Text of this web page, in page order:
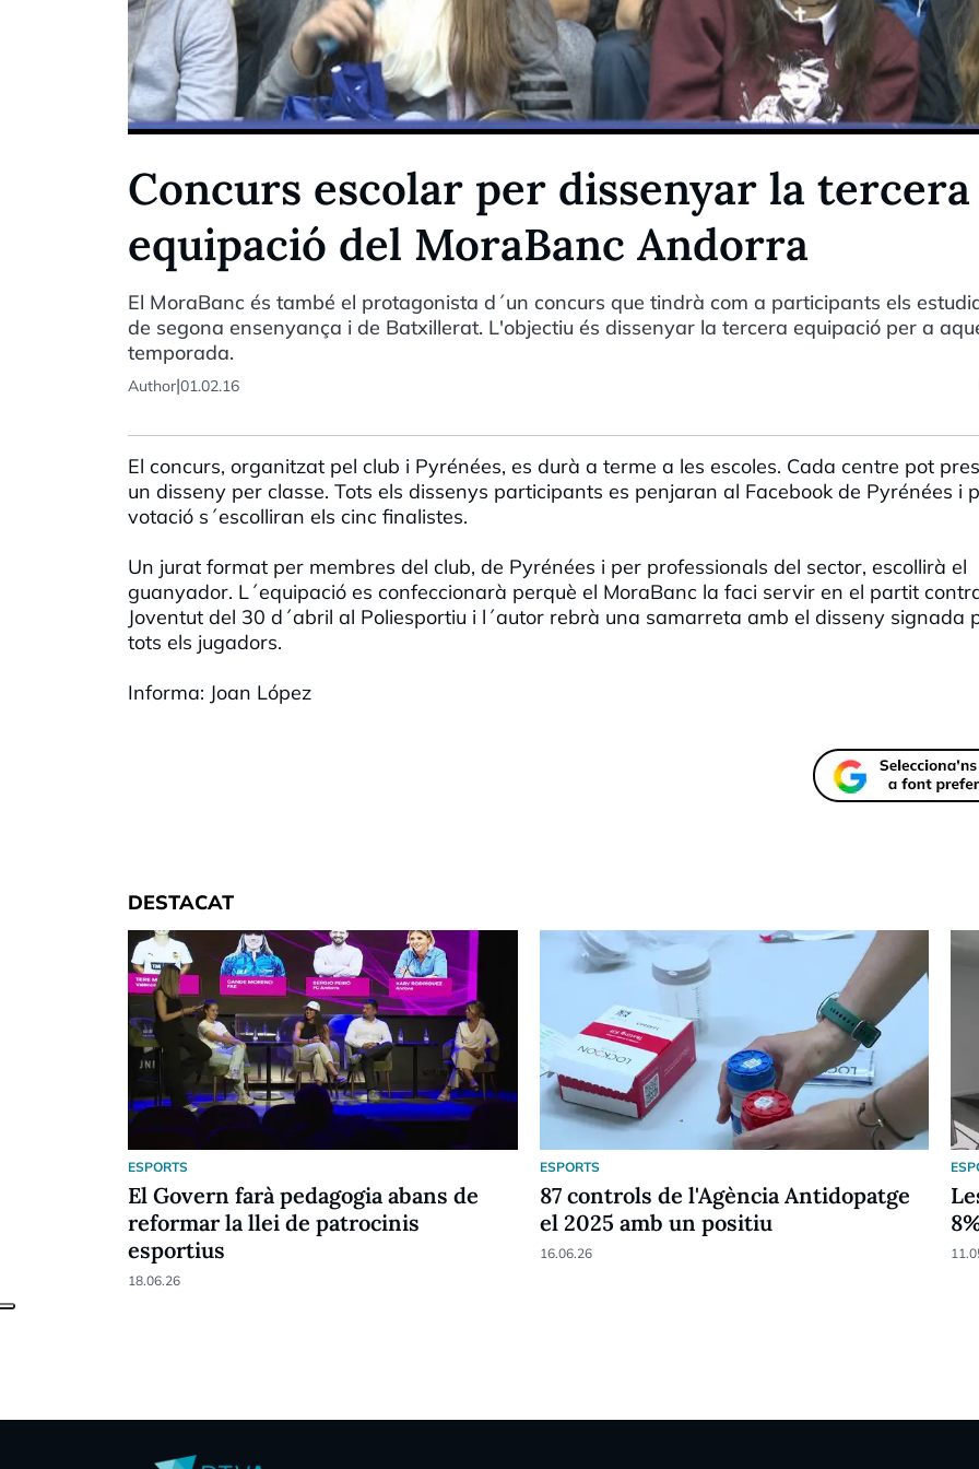
Concurs escolar per dissenyar la tercera
equipació del MoraBanc Andorra
El MoraBanc és també el protagonista d´un concurs que tindrà com a participants els
de segona ensenyança i de Batxillerat. L'objectiu és dissenyar la tercera equipació per a
temporada.
Author|01.02.16
El concurs, organitzat pel club i Pyrénées, es durà a terme a les escoles. Cada centre pot
un disseny per classe. Tots els dissenys participants es penjaran al Facebook de Pyrénées i
votació s´escolliran els cinc finalistes.
Un jurat format per membres del club, de Pyrénées i per professionals del sector, escollirà el
guanyador. L´equipació es confeccionarà perquè el MoraBanc la faci servir en el partit
Joventut del 30 d´abril al Poliesportiu i l´autor rebrà una samarreta amb el disseny signada
tots els jugadors.
Informa: Joan López
DESTACAT
ESPORTS
El Govern farà pedagogia abans de
reformar la llei de patrocinis
esportius
18.06.26
ESPORTS
87 controls de l'Agència Antidopatge
el 2025 amb un positiu
16.06.26